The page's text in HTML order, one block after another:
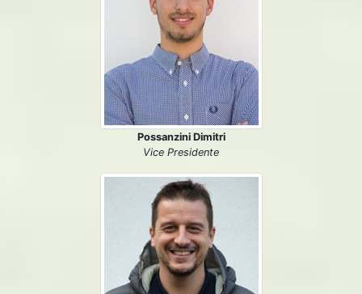
Possanzini Dimitri
Vice Presidente